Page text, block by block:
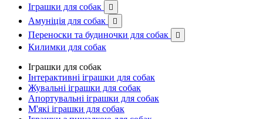
Іграшки для собак

Амуніція для собак 
Переноски та будиночки для собак 
Килимки для собак
Іграшки для собак
Інтерактивні іграшки для собак
Жувальні іграшки для собак
Апортувальні іграшки для собак
М'які іграшки для собак